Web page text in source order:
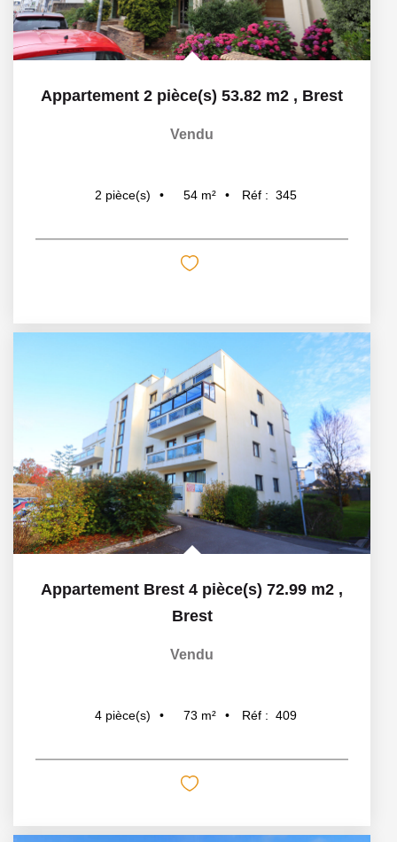
Appartement 2 pièce(s) 53.82 m2 , Brest
Vendu
2 pièce(s) 54 m² Réf : 345
Appartement Brest 4 pièce(s) 72.99 m2 ,
Brest
Vendu
4 pièce(s) 73 m² Réf : 409